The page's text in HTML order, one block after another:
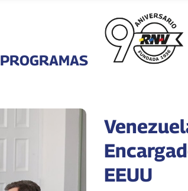
PROGRAMAS
EEUU